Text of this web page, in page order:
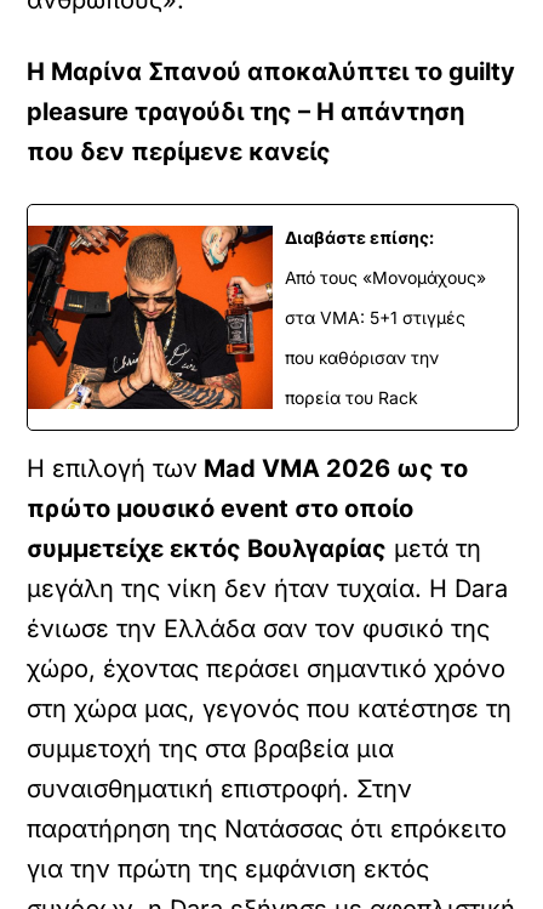
Η Μαρίνα Σπανού αποκαλύπτει το guilty
pleasure τραγούδι της – Η απάντηση
που δεν περίμενε κανείς
Διαβάστε επίσης:
Από τους «Μονομάχους»
στα VMA: 5+1 στιγμές
που καθόρισαν την
πορεία του Rack
Η επιλογή των Mad VMA 2026 ως το
πρώτο μουσικό event στο οποίο
συμμετείχε εκτός Βουλγαρίας μετά τη
μεγάλη της νίκη δεν ήταν τυχαία. Η Dara
ένιωσε την Ελλάδα σαν τον φυσικό της
χώρο, έχοντας περάσει σημαντικό χρόνο
στη χώρα μας, γεγονός που κατέστησε τη
συμμετοχή της στα βραβεία μια
συναισθηματική επιστροφή. Στην
παρατήρηση της Νατάσσας ότι επρόκειτο
για την πρώτη της εμφάνιση εκτός